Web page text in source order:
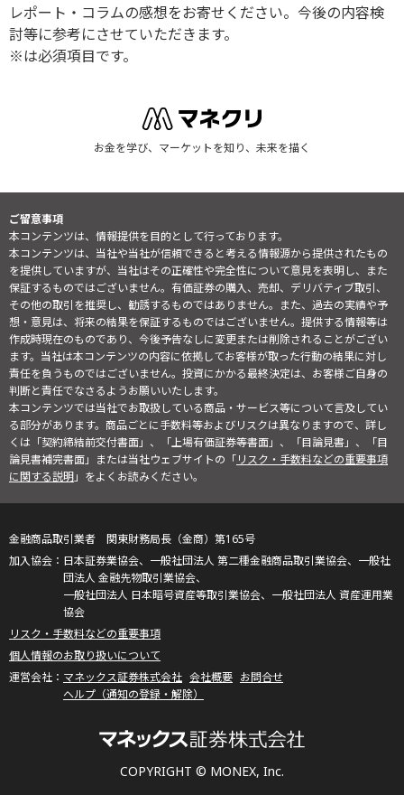
レポート・コラムの感想をお寄せください。今後の内容検
討等に参考にさせていただきます。
※は必須項目です。
お金を学び、マーケットを知り、未来を描く
ご留意事項
本コンテンツは、情報提供を目的として行っております。
本コンテンツは、当社や当社が信頼できると考える情報源から提供されたもの
を提供していますが、当社はその正確性や完全性について意見を表明し、また
保証するものではございません。有価証券の購入、売却、デリバティブ取引、
その他の取引を推奨し、勧誘するものではありません。また、過去の実績や予
想・意見は、将来の結果を保証するものではございません。提供する情報等は
作成時現在のものであり、今後予告なしに変更または削除されることがござい
ます。当社は本コンテンツの内容に依拠してお客様が取った行動の結果に対し
責任を負うものではございません。投資にかかる最終決定は、お客様ご自身の
判断と責任でなさるようお願いいたします。
本コンテンツでは当社でお取扱している商品・サービス等について言及してい
る部分があります。商品ごとに手数料等およびリスクは異なりますので、詳し
くは「契約締結前交付書面」、「上場有価証券等書面」、「目論見書」、「目
論見書補完書面」または当社ウェブサイトの「リスク・手数料などの重要事項
に関する説明」をよくお読みください。
COPYRIGHT © MONEX, Inc.
金融商品取引業者 関東財務局長（金商）第165号
日本証券業協会、一般社団法人 第二種金融商品取引業協会、一般社
団法人 金融先物取引業協会、
一般社団法人 日本暗号資産等取引業協会、一般社団法人 資産運用業
協会
リスク・手数料などの重要事項
個人情報のお取り扱いについて
マネックス証券株式会社 会社概要 お問合せ
ヘルプ（通知の登録・解除）